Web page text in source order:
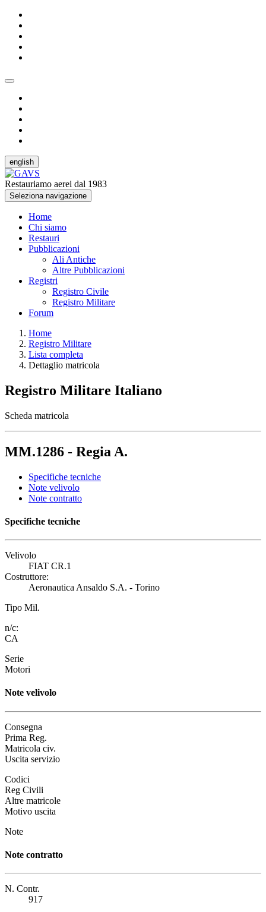
english
Restauriamo aerei dal 1983
Seleziona navigazione
Home
Chi siamo
Restauri
Pubblicazioni
Ali Antiche
Altre Pubblicazioni
Registri
Registro Civile
Registro Militare
Forum
Home
Registro Militare
Lista completa
Dettaglio matricola
Registro Militare Italiano
Scheda matricola
MM.1286 - Regia A.
Specifiche tecniche
Note velivolo
Note contratto
Specifiche tecniche
Velivolo
FIAT CR.1
Costruttore:
Aeronautica Ansaldo S.A. - Torino
Tipo Mil.
n/c:
CA
Serie
Motori
Note velivolo
Consegna
Prima Reg.
Matricola civ.
Uscita servizio
Codici
Reg Civili
Altre matricole
Motivo uscita
Note
Note contratto
N. Contr.
917